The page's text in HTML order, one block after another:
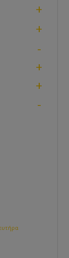
+
+
-
+
+
-